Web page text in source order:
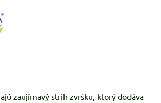
zaujímavý strih zvršku, ktorý dodáva